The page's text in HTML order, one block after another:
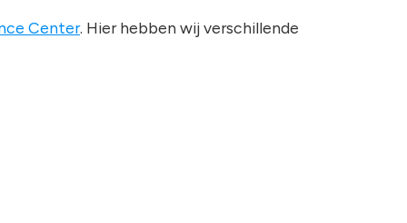
Center. Hier hebben wij verschillende